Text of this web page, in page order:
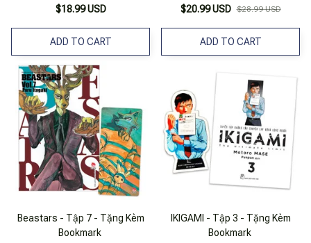
$18.99 USD
ADD TO CART
$20.99 USD $28.99 USD
ADD TO CART
Beastars - Tập 7 - Tặng Kèm
Bookmark
IKIGAMI - Tập 3 - Tặng Kèm
Bookmark